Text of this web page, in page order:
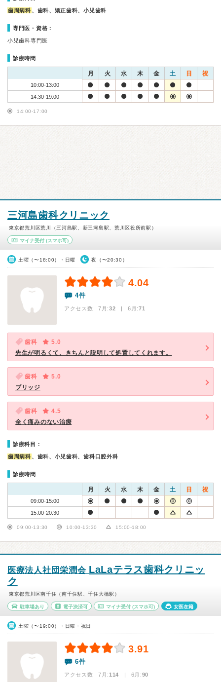
歯周病科 、歯科、矯正歯科、小児歯科
専門医・資格：
小児歯科専門医
診療時間
月 火 水 木 金 土 日 祝
10:00-13:00
14:30-19:00
14:00-17:00
三河島歯科クリニック
東京都荒川区荒川（三河島駅、新三河島駅、荒川区役所前駅）
マイナ受付 (スマホ可)
土曜（〜18:00）・日曜 夜（〜20:30）
4.04
4件
アクセス数 7月:32 | 6月:71
歯科
5.0
先生が明るくて、きちんと説明して処置してくれます。
歯科
5.0
ブリッジ
歯科
4.5
全く痛みのない治療
診療科目：
歯周病科 、歯科、小児歯科、歯科口腔外科
診療時間
月 火 水 木 金 土 日 祝
09:00-15:00
15:00-20:30
09:00-13:30 10:00-13:30 15:00-18:00
医療法人社団栄潤会 LaLaテラス歯科クリニッ
ク
東京都荒川区南千住（南千住駅、千住大橋駅）
駐車場あり 電子決済可 マイナ受付 (スマホ可) 女医在籍
土曜（〜19:00）・日曜・祝日
3.91
6件
アクセス数 7月:114 | 6月:90